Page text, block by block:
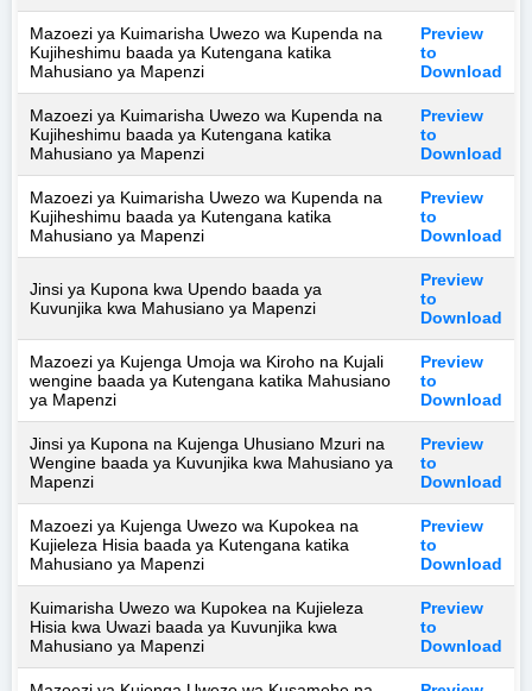
Mazoezi ya Kuimarisha Uwezo wa Kupenda na
Kujiheshimu baada ya Kutengana katika
Mahusiano ya Mapenzi
Preview
to
Download
Mazoezi ya Kuimarisha Uwezo wa Kupenda na
Kujiheshimu baada ya Kutengana katika
Mahusiano ya Mapenzi
Preview
to
Download
Mazoezi ya Kuimarisha Uwezo wa Kupenda na
Kujiheshimu baada ya Kutengana katika
Mahusiano ya Mapenzi
Preview
to
Download
Jinsi ya Kupona kwa Upendo baada ya
Kuvunjika kwa Mahusiano ya Mapenzi
Preview
to
Download
Mazoezi ya Kujenga Umoja wa Kiroho na Kujali
wengine baada ya Kutengana katika Mahusiano
ya Mapenzi
Preview
to
Download
Jinsi ya Kupona na Kujenga Uhusiano Mzuri na
Wengine baada ya Kuvunjika kwa Mahusiano ya
Mapenzi
Preview
to
Download
Mazoezi ya Kujenga Uwezo wa Kupokea na
Kujieleza Hisia baada ya Kutengana katika
Mahusiano ya Mapenzi
Preview
to
Download
Kuimarisha Uwezo wa Kupokea na Kujieleza
Hisia kwa Uwazi baada ya Kuvunjika kwa
Mahusiano ya Mapenzi
Preview
to
Download